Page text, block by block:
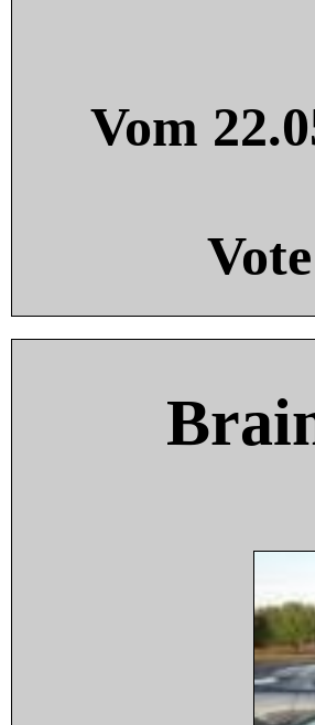
Vom